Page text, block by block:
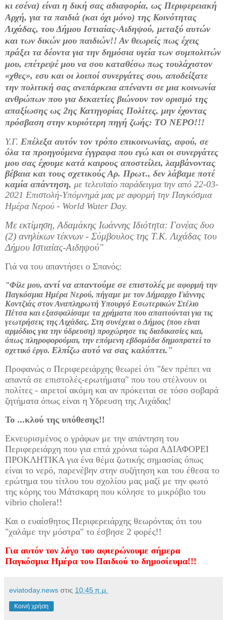
κι εσένα) είναι η δική σας αδιαφορία, ως Περιφερειακή
Αρχή, για τα παιδιά (και όχι μόνο) της Κοινότητας
Λιχάδας, του Δήμου Ιστιαίας-Αιδηψού, μεταξύ αυτών
και των δικών μου παιδιών!! Αν θεωρείς πως έχεις
πράξει τα δέοντα για την δημόσια υγεία των συμπολιτών
μου, επέτρεψέ μου να σου καταθέσω πως τουλάχιστον
«χθες», εσυ και οι λοιποί συνεργάτες σου, αποδείξατε
την πολιτική σας ανεπάρκεια απέναντι σε μια κοινωνία
ανθρώπων που για δεκαετίες βιώνουν τον ορισμό της
απαξίωσης ως 2ης Κατηγορίας Πολίτες, μην έχοντας
πρόσβαση στην κυριότερη πηγή ζωής: ΤΟ ΝΕΡΟ!!!
Υ.Γ. Επέλεξα αυτόν τον τρόπο επικοινωνίας, αφού, σε
όλα τα προηγούμενα έγγραφα που εγώ και οι συνεργάτες
μου σας έχουμε κατά καιρους αποστείλει, λαμβάνοντας
βέβαια και τους σχετικούς Αρ. Πρωτ., δεν λάβαμε ποτέ
καμία απάντηση, με τελευταίο παράδειγμα την από 22-03-
2021 Επιστολή-Υπόμνημά μας με αφορμή την Παγκόσμια
Ημέρα Νερού - World Water Day.
Με εκτίμηση, Αδαμάκης Ιωάννης Ιδιότητα: Γονέας δυο
(2) ανηλίκων τέκνων - Σύμβουλος της Τ.Κ. Λιχάδας του
Δήμου Ιστιαίας-Αιδηψού"
Γιά να του απαντήσει ο Σπανός:
"Φίλε μου, αντί να απαντούμε σε επιστολές με αφορμή την
Παγκόσμια Ημέρα Νερού, πήγαμε με τον Δήμαρχο Γιάννης
Κοντζιάς στον Αναπληρωτή Υπουργό Εσωτερικών Στέλιο
Πέτσα και εξασφαλίσαμε τα χρήματα που απαιτούνται για τις
γεωτρήσεις της Λιχάδας. Στη συνέχεια ο Δήμος (που είναι
αρμόδιος για την ύδρευση) προχώρησε τις διαδικασίες και,
όπως πληροφορούμαι, την επόμενη εβδομάδα δημοπρατεί το
σχετικό έργο. Ελπίζω αυτό να σας καλύπτει."
Προφανώς ο Περιφερειάρχης θεωρεί ότι "δεν πρέπει να
απαντά σε επιστολές-ερωτήματα" που του στέλνουν οι
πολίτες - αιρετοί ακόμη και αν πρόκειται σε τόσο σοβαρά
ζητήματα όπως είναι η Υδρευση της Λιχάδας!
Το ...κλού της υπόθεσης!!
Εκνευρισμένος ο γράφων με την απάντηση του
Περιφερειάρχη που για επτά χρόνια τώρα ΑΔΙΑΦΟΡΕΙ
ΠΡΟΚΛΗΤΙΚΑ για ένα θέμα ζωτικής σημασίας όπως
είναι το νερό, παρενέβην στην συζήτηση και του έθεσα το
ερώτημα του τίτλου του σχολίου μας μαζί με την φωτό
της κόρης του Μάτσκαρη που κόλησε το μικρόβιο του
vibrio cholera!!
Και ο ευαίσθητος Περιφερειάρχης θεωρόντας ότι του
"χαλάμε την μόστρα" το έσβησε 2 φορές!!
Για αυτόν τον λόγο του αφιερώνουμε σήμερα
Παγκόσμια Ημέρα του Παιδιού το δημοσίευμα!!!
eviatoday.news στις 10:45 π.μ.
Κοινή χρήση